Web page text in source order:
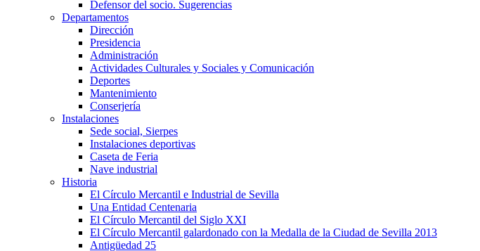
Defensor del socio. Sugerencias
Departamentos
Dirección
Presidencia
Administración
Actividades Culturales y Sociales y Comunicación
Deportes
Mantenimiento
Conserjería
Instalaciones
Sede social, Sierpes
Instalaciones deportivas
Caseta de Feria
Nave industrial
Historia
El Círculo Mercantil e Industrial de Sevilla
Una Entidad Centenaria
El Círculo Mercantil del Siglo XXI
El Círculo Mercantil galardonado con la Medalla de la Ciudad de Sevilla 2013
Antigüedad 25